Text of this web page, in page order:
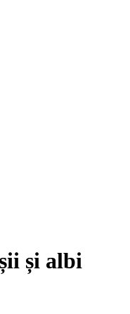
și albi